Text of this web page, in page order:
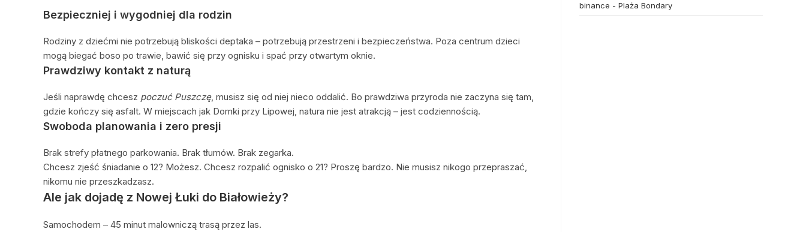
Bezpieczniej i wygodniej dla rodzin
Rodziny z dziećmi nie potrzebują bliskości deptaka – potrzebują przestrzeni i bezpieczeństwa. Poza centrum dzieci
mogą biegać boso po trawie, bawić się przy ognisku i spać przy otwartym oknie.
Prawdziwy kontakt z naturą
Jeśli naprawdę chcesz poczuć Puszczę, musisz się od niej nieco oddalić. Bo prawdziwa przyroda nie zaczyna się tam,
gdzie kończy się asfalt. W miejscach jak Domki przy Lipowej, natura nie jest atrakcją – jest codziennością.
Swoboda planowania i zero presji
Brak strefy płatnego parkowania. Brak tłumów. Brak zegarka.
Chcesz zjeść śniadanie o 12? Możesz. Chcesz rozpalić ognisko o 21? Proszę bardzo. Nie musisz nikogo przepraszać,
nikomu nie przeszkadzasz.
Ale jak dojadę z Nowej Łuki do Białowieży?
Samochodem – 45 minut malowniczą trasą przez las.
binance - Plaża Bondary